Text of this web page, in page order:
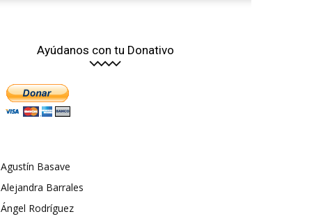
Ayúdanos con tu Donativo
Agustín Basave
Alejandra Barrales
Ángel Rodríguez